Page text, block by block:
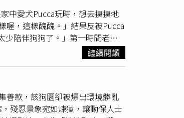
病發作。而武漢市公安局江漢
題，是不是狂犬病還不確定」，
中愛犬Pucca玩時，想去摸摸牠
喔，這樣醜醜。」結果反被Pucca
少陪伴狗狗了。」第一時間老公
源了，也因為狗狗有打過狂犬疫
月》收視也火火紅紅，繼續創下
提供）同樣有養狗的陳美鳳，第
自嘲說幸好不是咬到臉，要不然
家哈哈大笑；而一樣愛狗愛貓的
我都秀秀一下。」讓王彩樺直呼
繼續閱讀
善款，該狗園卻被爆出環境髒亂
殘忍景象宛如煉獄，讓動保人士